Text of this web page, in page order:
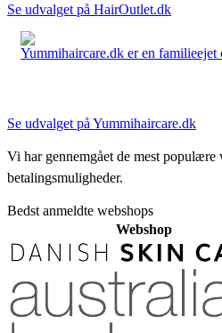
Se udvalget på HairOutlet.dk
Yummihaircare.dk er en
Se udvalget på Yummihaircare.dk
Vi har gennemgået de mest
betalingsmuligheder.
Bedst anmeldte webshops
Webshop